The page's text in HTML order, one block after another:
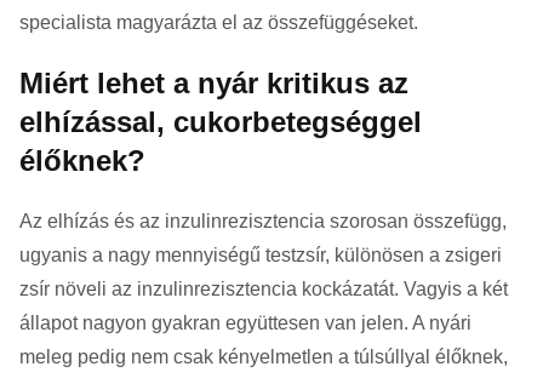
specialista magyarázta el az összefüggéseket.
Miért lehet a nyár kritikus az
elhízással, cukorbetegséggel
élőknek?
Az elhízás és az inzulinrezisztencia szorosan összefügg,
ugyanis a nagy mennyiségű testzsír, különösen a zsigeri
zsír növeli az inzulinrezisztencia kockázatát. Vagyis a két
állapot nagyon gyakran együttesen van jelen. A nyári
meleg pedig nem csak kényelmetlen a túlsúllyal élőknek,